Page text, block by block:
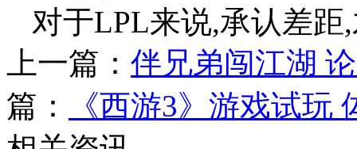
对于LPL来说,承认差
上一篇： 伴兄弟闯江湖
篇：
《西游3》游戏试玩